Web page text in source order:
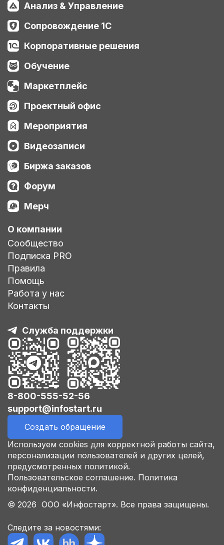
Анализ & Управление
Сопровождение 1С
Корпоративные решения
Обучение
Маркетплейс
Проектный офис
Мероприятия
Видеозаписи
Биржа заказов
Форум
Мерч
О компании
Сообщество
Подписка PRO
Правила
Помощь
Работа у нас
Контакты
Служба поддержки
8-800-555-52-56
support@infostart.ru
Создать обращение
Используем cookies для корректной работы сайта,
персонализации пользователей и других целей,
предусмотренных политикой.
Пользовательское соглашение. Политика
конфиденциальности.
© 2026 ООО «Инфостарт». Все права защищены.
Следите за новостями: